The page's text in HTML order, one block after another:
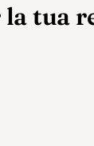
la tua